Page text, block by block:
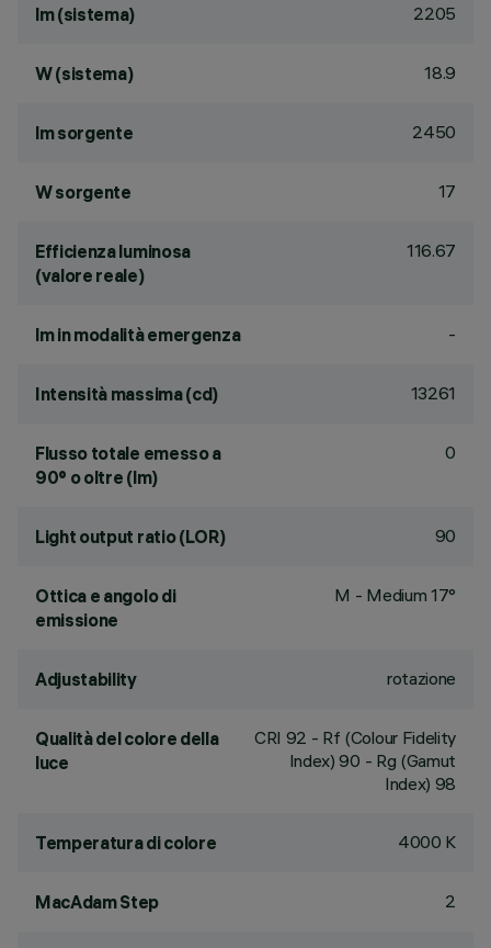
lm (sistema) 2205
W (sistema) 18.9
lm sorgente 2450
W sorgente 17
Efficienza luminosa
(valore reale)
116.67
lm in modalità emergenza -
Intensità massima (cd) 13261
Flusso totale emesso a
90° o oltre (lm)
0
Light output ratio (LOR) 90
Ottica e angolo di
emissione
M - Medium 17°
Adjustability rotazione
Qualità del colore della
luce
CRI 92 - Rf (Colour Fidelity
Index) 90 - Rg (Gamut
Index) 98
Temperatura di colore 4000 K
MacAdam Step 2